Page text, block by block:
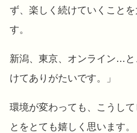
ず、楽しく続けていくこと
す。
新潟、東京、オンライン…
けてありがたいです。」
環境が変わっても、こうし
とをとても嬉しく思います。